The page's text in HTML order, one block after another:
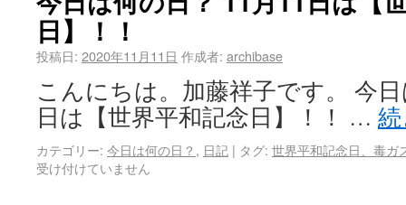
日】！！
投稿日: 2020年11月11日 作成者: archibase
こんにちは。加藤祥子です。 今
日は【世界平和記念日】！！ …
カテゴリー: 今日は何の日？ , 日記 | タグ: 世界平和記念日、毒ガ
受け付けていません